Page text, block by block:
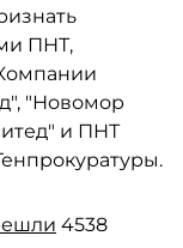
ПНТ,
"Новомор
и ПНТ
4538